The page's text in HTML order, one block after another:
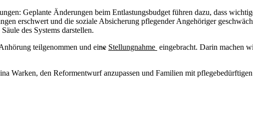
Geplante Änderungen beim Entlastungsbudget führen dazu, dass
erschwert und die soziale Absicherung pflegender Angehöriger
des Systems darstellen.
teilgenommen und eine Stellungnahme eingebracht. Darin machen
Warken, den Reformentwurf anzupassen und Familien mit